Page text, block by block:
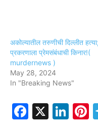
अकोल्यातील तरुणीची दिल्लीत हत्या;
प्रकरणाला प्रेमसंबंधाची किनार!(
murdernews )
May 28, 2024
In "Breaking News"
X